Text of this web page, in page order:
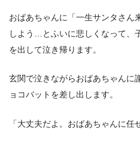
おばあちゃんに「一生サンタさん
しよう…とふいに悲しくなって、
を出して泣き帰ります。
玄関で泣きながらおばあちゃんに
ョコバットを差し出します。
「大丈夫だよ。おばあちゃんに任